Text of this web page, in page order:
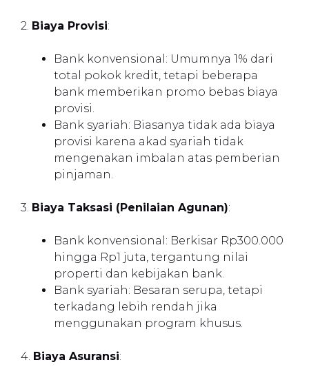
2. Biaya Provisi:
Bank konvensional: Umumnya 1% dari
total pokok kredit, tetapi beberapa
bank memberikan promo bebas biaya
provisi.
Bank syariah: Biasanya tidak ada biaya
provisi karena akad syariah tidak
mengenakan imbalan atas pemberian
pinjaman.
3. Biaya Taksasi (Penilaian Agunan):
Bank konvensional: Berkisar Rp300.000
hingga Rp1 juta, tergantung nilai
properti dan kebijakan bank.
Bank syariah: Besaran serupa, tetapi
terkadang lebih rendah jika
menggunakan program khusus.
4. Biaya Asuransi: